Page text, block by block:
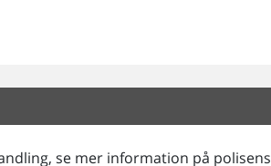
se mer information på polisens